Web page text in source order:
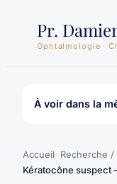
contenu
Pr.
Ophtalmologie ·
Accueil Recherche /
Kératocône suspect
À voir dans la